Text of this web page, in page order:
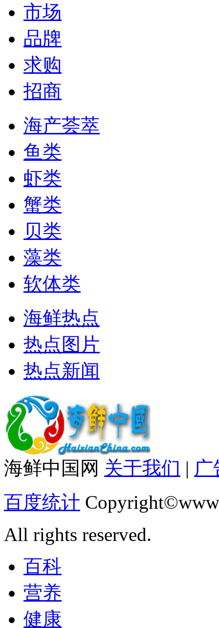
市场
品牌
求购
招商
海产荟萃
鱼类
虾类
蟹类
贝类
藻类
软体类
海鲜热点
热点图片
热点新闻
海鲜中国网 关于我们 | 广
百度统计
All rights reserved.
百科
营养
健康